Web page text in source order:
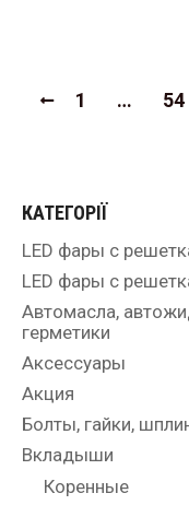
1 … 54
КАТЕГОРІЇ
LED фары с
LED фары с
Автомасла,
герметики
Аксессуары
Акция
Болты, гайки,
Вкладыши
Коренные